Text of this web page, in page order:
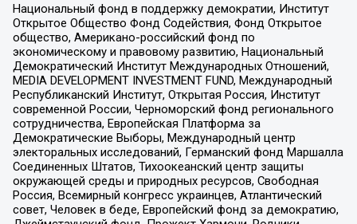
Национальный фонд в поддержку демократии, Институт
Открытое Общество Фонд Содействия, Фонд Открытое
общество, Американо-российский фонд по
экономическому и правовому развитию, Национальный
Демократический Институт Международных Отношений,
MEDIA DEVELOPMENT INVESTMENT FUND, Международный
Республиканский Институт, Открытая Россия, Институт
современной России, Черноморский фонд регионального
сотрудничества, Европейская Платформа за
Демократические Выборы, Международный центр
электоральных исследований, Германский фонд Маршалла
Соединенных Штатов, Тихоокеанский центр защиты
окружающей среды и природных ресурсов, Свободная
Россия, Всемирный конгресс украинцев, Атлантический
совет, Человек в беде, Европейский фонд за демократию,